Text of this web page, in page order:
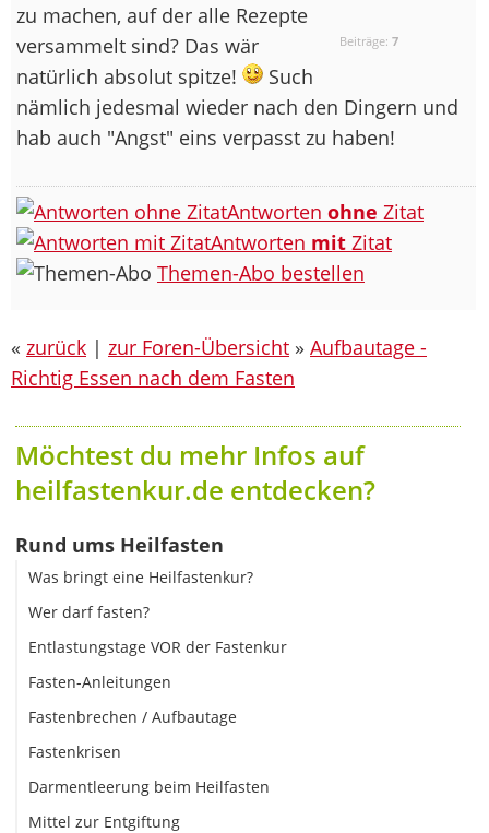
Beiträge:7
zu machen, auf der alle Rezepte
versammelt sind? Das wär
natürlich absolut spitze!
Such
nämlich jedesmal wieder nach den Dingern und
hab auch "Angst" eins verpasst zu haben!
Antworten ohne Zitat
Antworten mit Zitat
Themen-Abo bestellen
« zurück | zur Foren-Übersicht » Aufbautage -
Richtig Essen nach dem Fasten
Möchtest du mehr Infos auf
heilfastenkur.de entdecken?
Rund ums Heilfasten
Was bringt eine Heilfastenkur?
Wer darf fasten?
Entlastungstage VOR der Fastenkur
Fasten-Anleitungen
Fastenbrechen / Aufbautage
Fastenkrisen
Darmentleerung beim Heilfasten
Mittel zur Entgiftung